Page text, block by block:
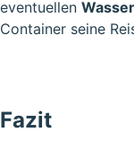
eventuellen
Container seine
Fazit